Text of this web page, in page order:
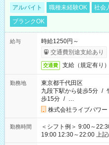
アルバイト 職種未経験OK 社会
ブランクOK
給与
時給1250円～
交通費別途支給あり
交通費 支給（規定有り）
勤務地
東京都千代田区
九段下駅から徒歩5分 /
歩15分 / …
株式会社ライブパワー
勤務時間
＜シフト例＞ 9:00～
19:00 12:30～22:00 上記の時間から好きな時間を選べます！ ※
時間は変更となる可能性